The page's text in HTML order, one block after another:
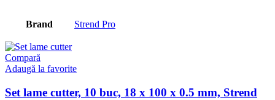
Brand Strend Pro
Compară
Adaugă la favorite
Set lame cutter, 10 buc, 18 x 100 x 0.5 mm, Strend